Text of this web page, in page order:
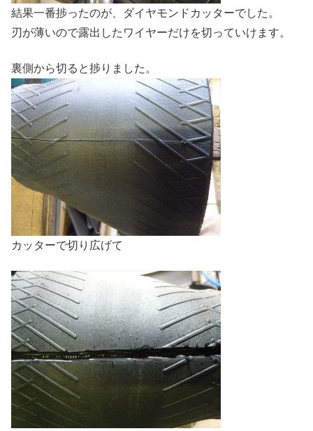
結果一番捗ったのが、ダイヤモンドカッターでした。
刃が薄いので露出したワイヤーだけを切っていけます。
裏側から切ると捗りました。
カッターで切り広げて